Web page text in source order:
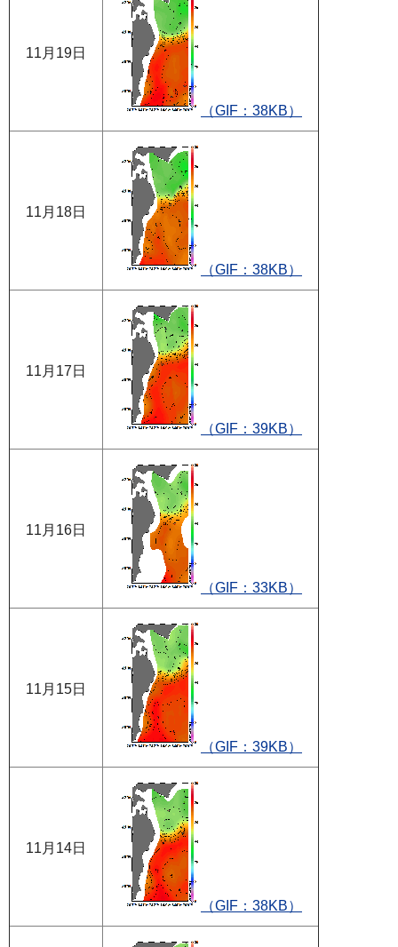
11月19日
（GIF：38KB）
11月18日
（GIF：38KB）
11月17日
（GIF：39KB）
11月16日
（GIF：33KB）
11月15日
（GIF：39KB）
11月14日
（GIF：38KB）